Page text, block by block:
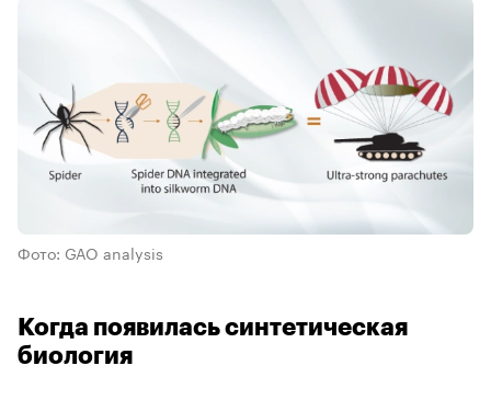
Фото: GAO analysis
Когда появилась синтетическая
биология